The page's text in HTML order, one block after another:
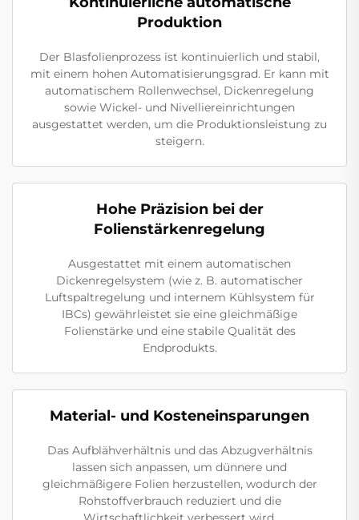
Produktion
Der Blasfolienprozess ist kontinuierlich und stabil,
mit einem hohen Automatisierungsgrad. Er kann mit
automatischem Rollenwechsel, Dickenregelung
sowie Wickel- und Nivelliereinrichtungen
ausgestattet werden, um die Produktionsleistung zu
steigern.
Hohe Präzision bei der
Folienstärkenregelung
Ausgestattet mit einem automatischen
Dickenregelsystem (wie z. B. automatischer
Luftspaltregelung und internem Kühlsystem für
IBCs) gewährleistet sie eine gleichmäßige
Folienstärke und eine stabile Qualität des
Endprodukts.
Material- und Kosteneinsparungen
Das Aufblähverhältnis und das Abzugverhältnis
lassen sich anpassen, um dünnere und
gleichmäßigere Folien herzustellen, wodurch der
Rohstoffverbrauch reduziert und die